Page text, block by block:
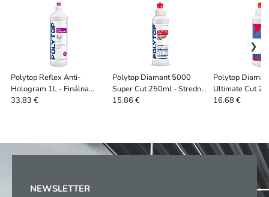
Polytop Reflex Anti-
Hologram 1L - Finálna
antihologramová leštiaca
33.83 €
Polytop Diamant 5000
Super Cut 250ml - Stredná
leštiaca pasta
15.86 €
Polytop
Ultimate Cut
rezná laštiaca
16.68 €
NEWSLETTER